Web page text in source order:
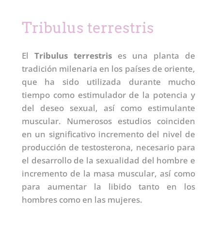
Tribulus terrestris
El Tribulus terrestrises una planta de
tradición milenaria en los países de oriente,
que ha sido utilizada durante mucho
tiempo como estimulador de la potencia y
del deseo sexual, así como estimulante
muscular. Numerosos estudios coinciden
en un significativo incremento del nivel de
producción de testosterona, necesario para
el desarrollo de la sexualidad del hombre e
incremento de la masa muscular, así como
para aumentar la libido tanto en los
hombres como en las mujeres.